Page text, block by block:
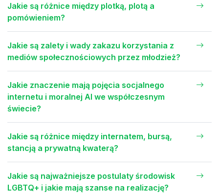
Jakie są różnice między plotką, plotą a
pomówieniem?
Jakie są zalety i wady zakazu korzystania z
mediów społecznościowych przez młodzież?
Jakie znaczenie mają pojęcia socjalnego
internetu i moralnej AI we współczesnym
świecie?
Jakie są różnice między internatem, bursą,
stancją a prywatną kwaterą?
Jakie są najważniejsze postulaty środowisk
LGBTQ+ i jakie mają szanse na realizację?